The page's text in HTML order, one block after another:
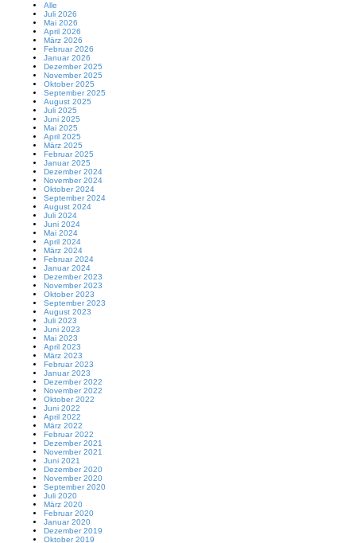
Alle
Juli 2026
Mai 2026
April 2026
März 2026
Februar 2026
Januar 2026
Dezember 2025
November 2025
Oktober 2025
September 2025
August 2025
Juli 2025
Juni 2025
Mai 2025
April 2025
März 2025
Februar 2025
Januar 2025
Dezember 2024
November 2024
Oktober 2024
September 2024
August 2024
Juli 2024
Juni 2024
Mai 2024
April 2024
März 2024
Februar 2024
Januar 2024
Dezember 2023
November 2023
Oktober 2023
September 2023
August 2023
Juli 2023
Juni 2023
Mai 2023
April 2023
März 2023
Februar 2023
Januar 2023
Dezember 2022
November 2022
Oktober 2022
Juni 2022
April 2022
März 2022
Februar 2022
Dezember 2021
November 2021
Juni 2021
Dezember 2020
November 2020
September 2020
Juli 2020
März 2020
Februar 2020
Januar 2020
Dezember 2019
Oktober 2019